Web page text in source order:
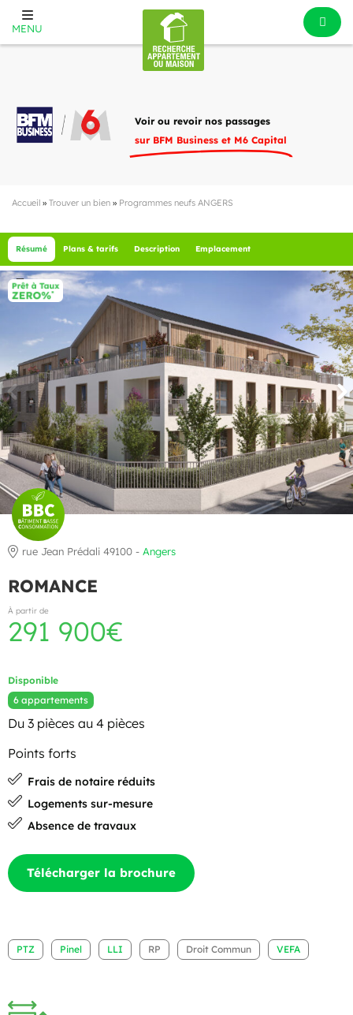
MENU
Voir ou revoir nos passages
sur BFM Business et M6 Capital
Accueil » Trouver un bien » Programmes neufs ANGERS
Résumé Plans & tarifs Description Emplacement
1
rue Jean Prédali 49100 - Angers
ROMANCE
À partir de
291 900€
Disponible
6 appartements
Du 3 pièces au 4 pièces
Points forts
Frais de notaire réduits
Logements sur-mesure
Absence de travaux
Télécharger la brochure
PTZ Pinel LLI RP Droit Commun VEFA